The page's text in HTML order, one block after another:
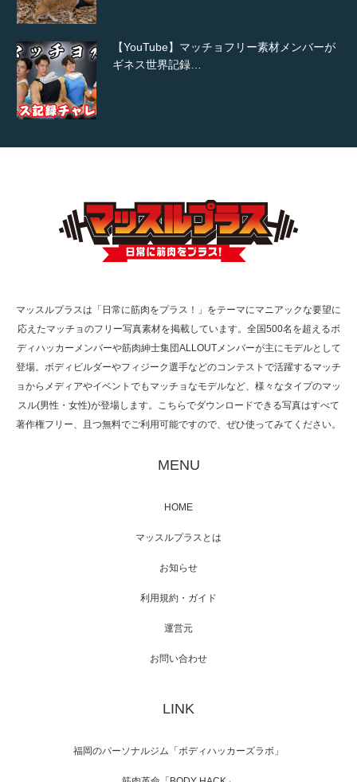
【YouTube】マッチョフリー素材メンバーが
ギネス世界記録…
TOKYO FMラジオ番組「ONE MORNING」
で紹介さ…
た（6/8放送）
映画「メカバース」舞台挨拶へマッスルプラ
【TV】NHK BS「COOL JAPAN 」にてマッス
「ねとらぼ」さんに…
マッスルプラスは「日常に筋肉をプラス！」をテーマにマニアックな要望に
応えたマッチョのフリー写真素材を掲載しています。全国500名を超えるボ
ディハッカーメンバーや筋肉紳士集団ALLOUTメンバーが主にモデルとして
登場。ボディビルダーやフィジーク選手などのコンテストで活躍するマッチ
ョからメディアやイベントでもマッチョなモデルなど、様々なタイプのマッ
スル(男性・女性)が登場します。こちらでダウンロードできる写真はすべて
著作権フリー、且つ無料でご利用可能ですので、ぜひ使ってみてください。
MENU
HOME
マッスルプラスとは
お知らせ
利用規約・ガイド
運営元
お問い合わせ
LINK
福岡のパーソナルジム「ボディハッカーズラボ」